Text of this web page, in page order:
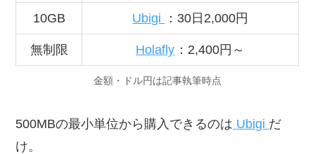
10GB Ubigi ：30日2,000円
無制限 Holafly ：2,400円～
金額・ドル円は記事執筆時点
500MBの最小単位から購入できるのは Ubigi だ
け。